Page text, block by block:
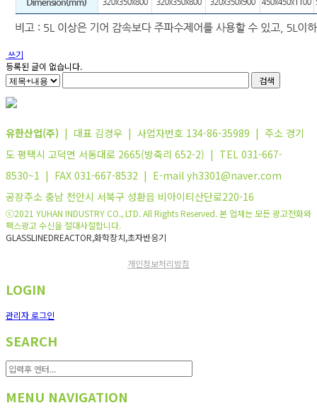
쓰기
등록된 글이 없습니다.
검색
유한산업(주) | 대표 김경우 | 사업자번호 134-86-35989 | 주소 경기
도 평택시 고덕면 서동대로 2665(방축리 652-2) | TEL 031-667-
8530~1 | FAX 031-667-8532 | E-mail yh3301@naver.com
공장주소 충남 천안시 서북구 성환읍 비아이티산단로220-16
ⓒ2021 YUHAN INDUSTRY CO., LTD. All Rights Reserved. 본 업체는 모든 광고전화와
팩스광고 수신을 절대사절합니다.
GLASSLINEDREACTOR,화학장치,초자반응기
개인정보처리방침
LOGIN
관리자 로그인
SEARCH
MENU NAVIGATION